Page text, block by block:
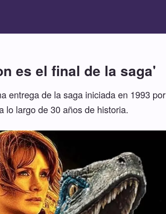
es el final de la saga'
entrega de la saga iniciada en 1993 por
lo largo de 30 años de historia.